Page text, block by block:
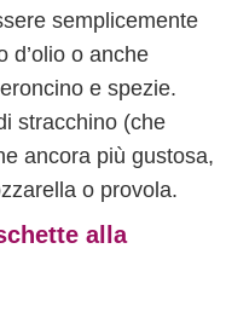
semplicemente
d’olio o anche
e spezie.
stracchino (che
ancora più gustosa,
o provola.
alla